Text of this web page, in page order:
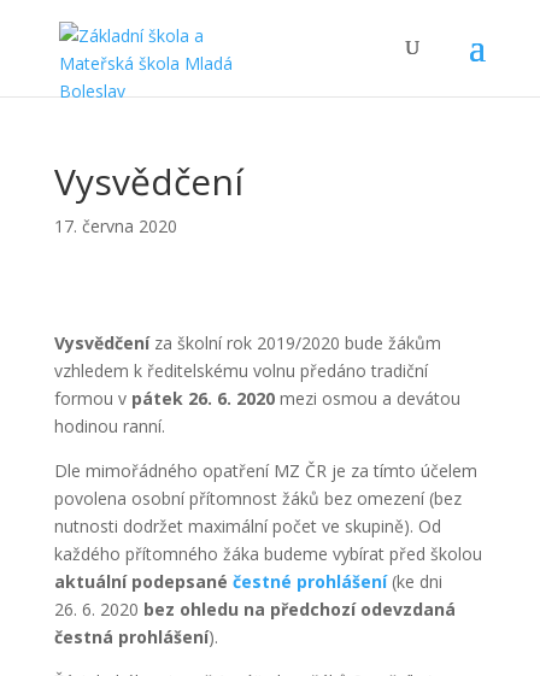
Vysvědčení
17. června 2020
Vysvědčení za školní rok 2019/2020 bude žákům
vzhledem k ředitelskému volnu předáno tradiční
formou v pátek 26. 6. 2020mezi osmou a devátou
hodinou ranní.
Dle mimořádného opatření MZ ČR je za tímto účelem
povolena osobní přítomnost žáků bez omezení (bez
nutnosti dodržet maximální počet ve skupině). Od
každého přítomného žáka budeme vybírat před školou
aktuální podepsané čestné prohlášení(ke dni
26. 6. 2020 bez ohledu na předchozí odevzdaná
čestná prohlášení).